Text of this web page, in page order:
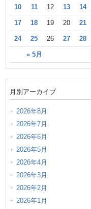
« 5月
10 11 12 13 14
17 18 19 20 21
24 25 26 27 28
月別アーカイブ
2026年8月
2026年7月
2026年6月
2026年5月
2026年4月
2026年3月
2026年2月
2026年1月